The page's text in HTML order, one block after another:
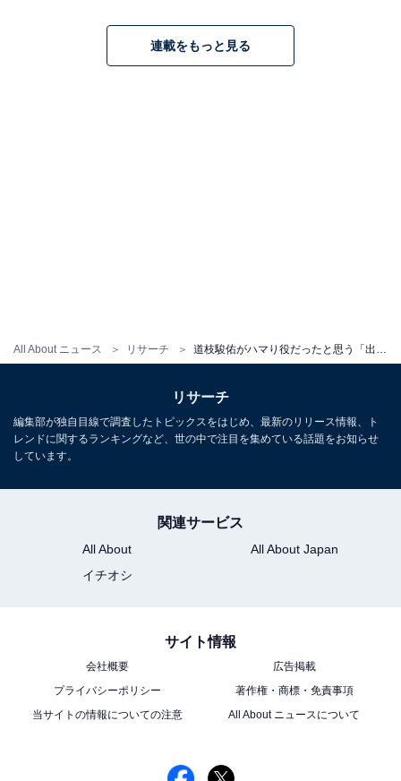
All About ニュース リサーチ
回答コメントでは「童顔なので役に合ってた」（30代女
性／北海道）、「今までの金田一ではなく、道枝さんの
※回答コメントは原文ママです
この記事の執筆者： くま なかこ
用担当として月間120本以上のコンテンツ制作に携わっています。
連載をもっと見る
リサーチ
編集部が独自目線で調査したトピックスをはじめ、最新のリリース情報、ト
レンドに関するランキングなど、世の中で注目を集めている話題をお知らせ
しています。
関連サービス
All About
All About Japan
イチオシ
サイト情報
会社概要
広告掲載
プライバシーポリシー
著作権・商標・免責事項
当サイトの情報についての注意
All About ニュースについて